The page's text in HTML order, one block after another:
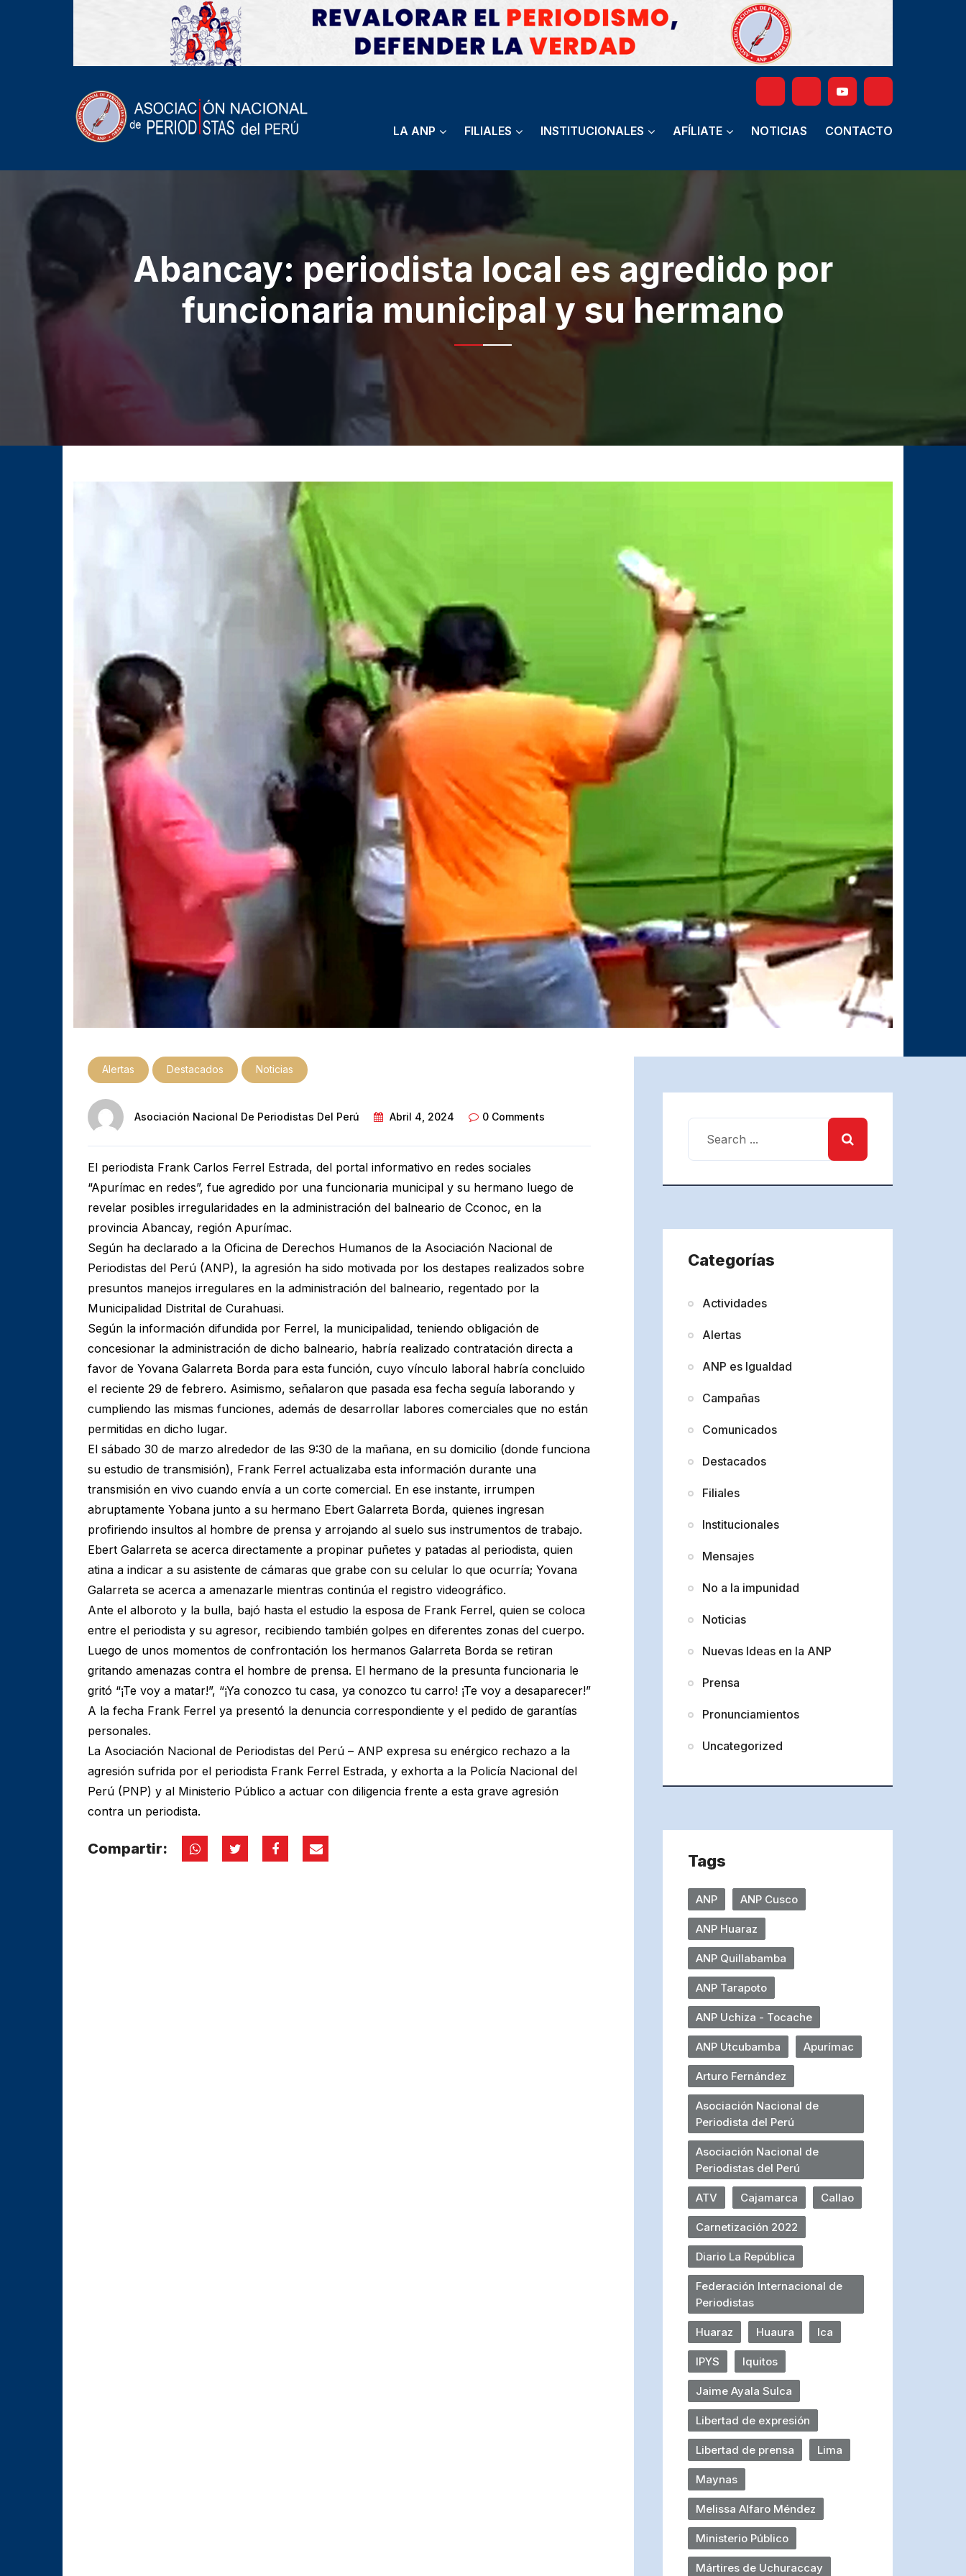
LA ANP FILIALES INSTITUCIONALES AFÍLIATE NOTICIAS CONTACTO
Abancay: periodista local es agredido por
funcionaria municipal y su hermano
Alertas Destacados Noticias
Asociación Nacional De Periodistas Del Perú Abril 4, 2024 0 Comments
El periodista Frank Carlos Ferrel Estrada, del portal informativo en redes sociales
“Apurímac en redes”, fue agredido por una funcionaria municipal y su hermano luego de
revelar posibles irregularidades en la administración del balneario de Cconoc, en la
provincia Abancay, región Apurímac.
Según ha declarado a la Oficina de Derechos Humanos de la Asociación Nacional de
Periodistas del Perú (ANP), la agresión ha sido motivada por los destapes realizados sobre
presuntos manejos irregulares en la administración del balneario, regentado por la
Municipalidad Distrital de Curahuasi.
Según la información difundida por Ferrel, la municipalidad, teniendo obligación de
concesionar la administración de dicho balneario, habría realizado contratación directa a
favor de Yovana Galarreta Borda para esta función, cuyo vínculo laboral habría concluido
el reciente 29 de febrero. Asimismo, señalaron que pasada esa fecha seguía laborando y
cumpliendo las mismas funciones, además de desarrollar labores comerciales que no están
permitidas en dicho lugar.
El sábado 30 de marzo alrededor de las 9:30 de la mañana, en su domicilio (donde funciona
su estudio de transmisión), Frank Ferrel actualizaba esta información durante una
transmisión en vivo cuando envía a un corte comercial. En ese instante, irrumpen
abruptamente Yobana junto a su hermano Ebert Galarreta Borda, quienes ingresan
profiriendo insultos al hombre de prensa y arrojando al suelo sus instrumentos de trabajo.
Ebert Galarreta se acerca directamente a propinar puñetes y patadas al periodista, quien
atina a indicar a su asistente de cámaras que grabe con su celular lo que ocurría; Yovana
Galarreta se acerca a amenazarle mientras continúa el registro videográfico.
Ante el alboroto y la bulla, bajó hasta el estudio la esposa de Frank Ferrel, quien se coloca
entre el periodista y su agresor, recibiendo también golpes en diferentes zonas del cuerpo.
Luego de unos momentos de confrontación los hermanos Galarreta Borda se retiran
gritando amenazas contra el hombre de prensa. El hermano de la presunta funcionaria le
gritó “¡Te voy a matar!”, “¡Ya conozco tu casa, ya conozco tu carro! ¡Te voy a desaparecer!”
A la fecha Frank Ferrel ya presentó la denuncia correspondiente y el pedido de garantías
personales.
La Asociación Nacional de Periodistas del Perú – ANP expresa su enérgico rechazo a la
agresión sufrida por el periodista Frank Ferrel Estrada, y exhorta a la Policía Nacional del
Perú (PNP) y al Ministerio Público a actuar con diligencia frente a esta grave agresión
contra un periodista.
Compartir:
Categorías
Actividades
Alertas
ANP es Igualdad
Campañas
Comunicados
Destacados
Filiales
Institucionales
Mensajes
No a la impunidad
Noticias
Nuevas Ideas en la ANP
Prensa
Pronunciamientos
Uncategorized
Tags
ANP ANP Cusco
ANP Huaraz
ANP Quillabamba
ANP Tarapoto
ANP Uchiza - Tocache
ANP Utcubamba Apurímac
Arturo Fernández
Asociación Nacional de
Periodista del Perú
Asociación Nacional de
Periodistas del Perú
ATV Cajamarca Callao
Carnetización 2022
Diario La República
Federación Internacional de
Periodistas
Huaraz Huaura Ica
IPYS Iquitos
Jaime Ayala Sulca
Libertad de expresión
Libertad de prensa Lima
Maynas
Melissa Alfaro Méndez
Ministerio Público
Mártires de Uchuraccay